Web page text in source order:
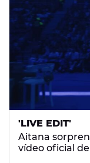
'LIVE EDIT'
Aitana
vídeo oficial